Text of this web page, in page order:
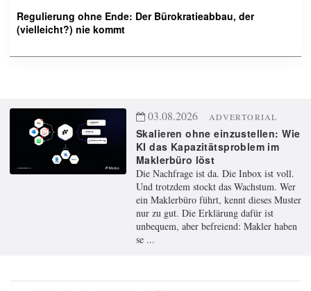
Regulierung ohne Ende: Der Bürokratieabbau, der
(vielleicht?) nie kommt
03.08.2026 ADVERTORIAL
Skalieren ohne einzustellen: Wie
KI das Kapazitätsproblem im
Maklerbüro löst
Die Nachfrage ist da. Die Inbox ist voll.
Und trotzdem stockt das Wachstum. Wer
ein Maklerbüro führt, kennt dieses Muster
nur zu gut. Die Erklärung dafür ist
unbequem, aber befreiend: Makler haben
se ...